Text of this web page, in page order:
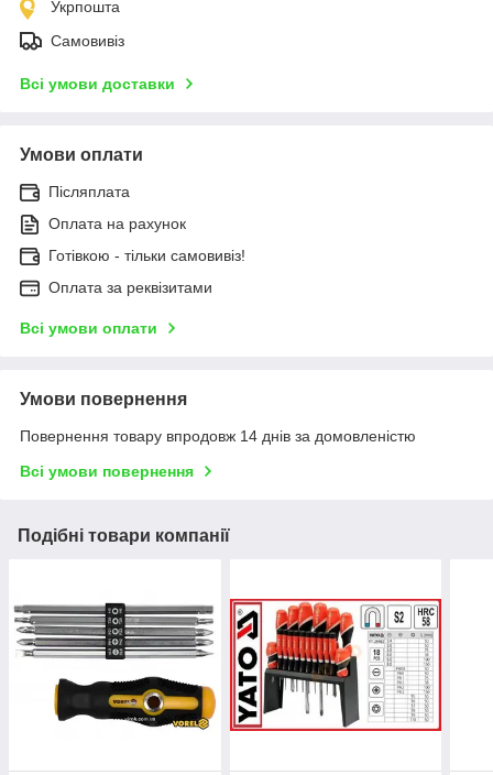
Укрпошта
Самовивіз
Всі умови доставки
Умови оплати
Післяплата
Оплата на рахунок
Готівкою - тільки самовивіз!
Оплата за реквізитами
Всі умови оплати
Умови повернення
Повернення товару впродовж 14 днів за домовленістю
Всі умови повернення
Подібні товари компанії